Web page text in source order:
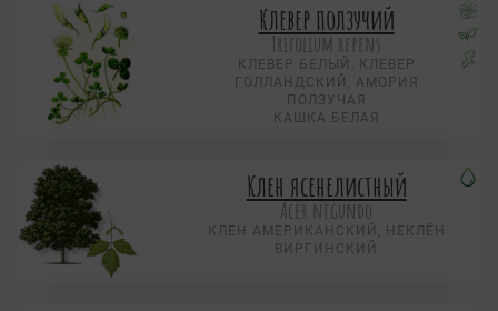
Клевер ползучий
Trifolium repens
КЛЕВЕР БЕЛЫЙ, КЛЕВЕР
ГОЛЛАНДСКИЙ, АМОРИЯ
ПОЛЗУЧАЯ
КАШКА БЕЛАЯ
Клен ясенелистный
Acer negundo
КЛЕН АМЕРИКАНСКИЙ, НЕКЛЁН
ВИРГИНСКИЙ